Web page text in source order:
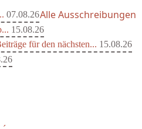
07.08.26
15.08.26
für den nächsten... 15.08.26
Alle Ausschreibungen